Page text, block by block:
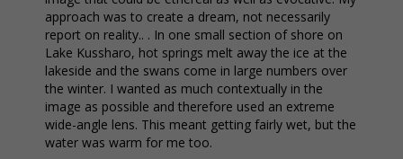
approach was to create a dream, not necessarily
report on reality.. . In one small section of shore on
Lake Kussharo, hot springs melt away the ice at the
lakeside and the swans come in large numbers over
the winter. I wanted as much contextually in the
image as possible and therefore used an extreme
wide-angle lens. This meant getting fairly wet, but the
water was warm for me too.